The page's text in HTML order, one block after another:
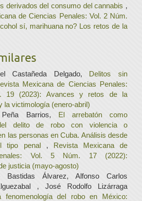
derivados del consumo del cannabis ,
de Ciencias Penales: Vol. 2 Núm.
sí, marihuana no? Los retos de la
Castañeda Delgado, Delitos sin
Mexicana de Ciencias Penales:
19 (2023): Avances y retos de la
la victimología (enero-abril)
Barrios, El arrebatón como
delito de robo con violencia o
las personas en Cuba. Análisis desde
tipo penal , Revista Mexicana de
Vol. 5 Núm. 17 (2022):
justicia (mayo-agosto)
Bastidas Álvarez, Alfonso Carlos
, José Rodolfo Lizárraga
fenomenología del robo en México: